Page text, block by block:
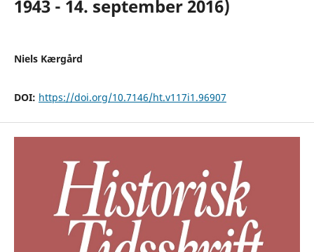
1943 - 14. september 2016)
Niels Kærgård
DOI: https://doi.org/10.7146/ht.v117i1.96907